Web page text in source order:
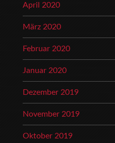
April 2020
März 2020
Februar 2020
Januar 2020
Dezember 2019
November 2019
Oktober 2019